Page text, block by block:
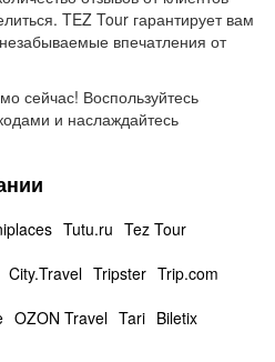
TEZ Tour гарантирует вам
впечатления от
сейчас! Воспользуйтесь
и наслаждайтесь
Tutu.ru Tez Tour
City.Travel Tripster Trip.com
OZON Travel Tari Biletix